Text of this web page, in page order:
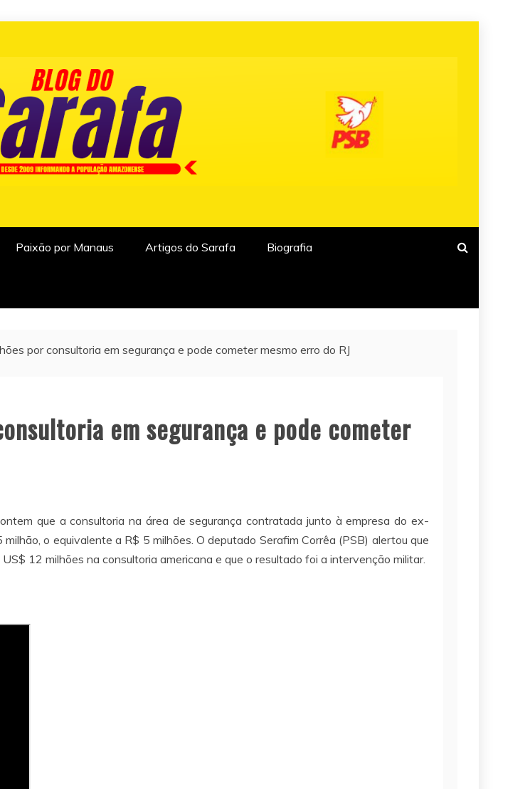
Paixão por Manaus Artigos do Sarafa Biografia
por consultoria em segurança e pode cometer mesmo erro do RJ
em segurança e pode cometer
que a consultoria na área de segurança contratada junto à empresa do ex-
o equivalente a R$ 5 milhões. O deputado Serafim Corrêa (PSB) alertou que
12 milhões na consultoria americana e que o resultado foi a intervenção militar.